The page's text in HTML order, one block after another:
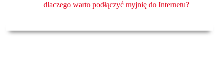
dlaczego warto podłączyć myjnię do Internetu?